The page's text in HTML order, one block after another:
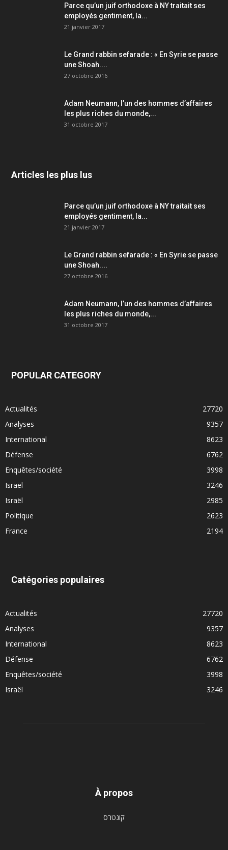
Parce qu’un juif orthodoxe à NY traitait ses
employés gentiment, la...
21 janvier 2017
Le Grand rabbin sefarade : « En Syrie se passe
une Shoah....
27 octobre 2016
Adam Neumann, l’un des hommes d’affaires
les plus riches du monde,...
31 octobre 2017
Articles les plus lus
Parce qu’un juif orthodoxe à NY traitait ses
employés gentiment, la...
21 janvier 2017
Le Grand rabbin sefarade : « En Syrie se passe
une Shoah....
27 octobre 2016
Adam Neumann, l’un des hommes d’affaires
les plus riches du monde,...
31 octobre 2017
POPULAR CATEGORY
Actualités
27720
Analyses
9357
International
8623
Défense
6762
Enquêtes/société
3998
Israël
3246
Israël
2985
Politique
2623
France
2194
Catégories populaires
Actualités
27720
Analyses
9357
International
8623
Défense
6762
Enquêtes/société
3998
Israël
3246
À propos
קונטרס